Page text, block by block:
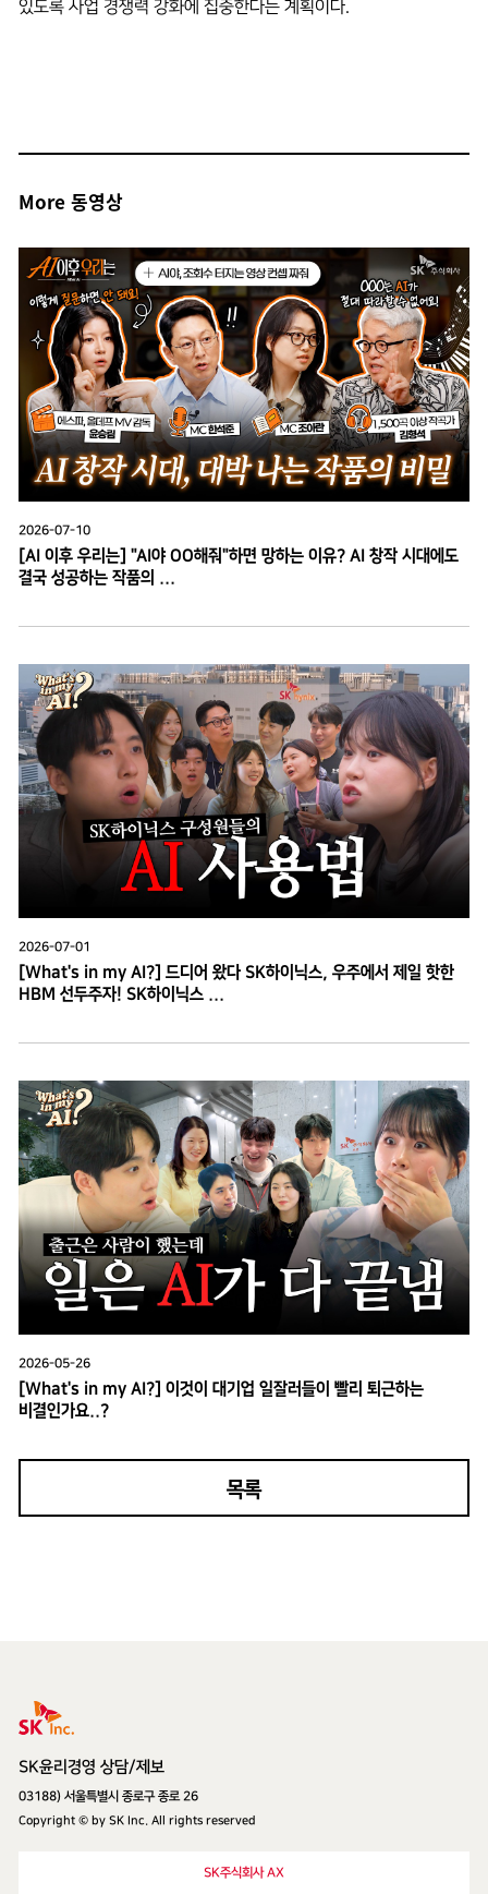
있도록 사업 경쟁력 강화에 집중한다는 계획이다.
More 동영상
[AI 이후 우리는] "AI야 OO해줘"하면 망하는 이유? AI 창작 시대에도
결국 성공하는 작품의 ...
2026-07-10
[What's in my AI?] 드디어 왔다 SK하이닉스, 우주에서 제일 핫한
HBM 선두주자! SK하이닉스 ...
2026-07-01
[What's in my AI?] 이것이 대기업 일잘러들이 빨리 퇴근하는
비결인가요..?
2026-05-26
목록
SK주식회사
SK윤리경영 상담/제보
03188) 서울특별시 종로구 종로 26
Copyright © by SK Inc. All rights reserved
SK주식회사 AX